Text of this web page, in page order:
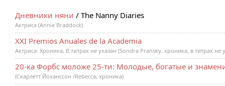
Дневники няни / The Nanny Diaries
Актриса (Annie Braddock)
XXI Premios Anuales de la Academia
Актриса: Хроника, В титрах не указан (Sondra Pransky, хроника, в титрах не
20-ка Форбс моложе 25-ти: Молодые, богатые и
(Скарлетт Йоханссон /Rebecca, хроника)